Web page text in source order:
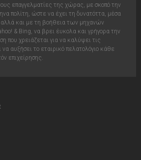
επαγγελματίες της χώρας, με σκοπό την
πολίτη, ώστε να έχει τη δυνατόττα, μέσα
αλλά και με τη βοήθεια των μηχανών
& Bing, να βρει έυκολα και γρήγορα την
που χρειάζεται για να καλύψει τις
αυξήσει το εταιρικό πελατολόγιο κάθε
επιχείρησης.